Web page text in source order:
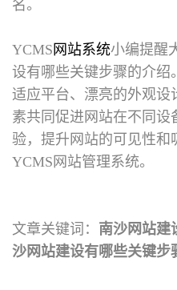
名。
YCMS 网站系统小编提醒
设有哪些关键步骤的介绍
适应平台、漂亮的外观设
素共同促进网站在不同
验，提升网站的可见性和
YCMS网站管理系统。
文章关键词： 南沙网站建
沙网站建设有哪些关键步